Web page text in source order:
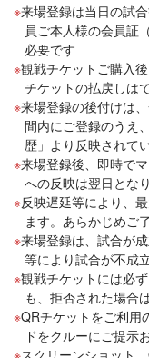
来場登録は当日の試
員ご本人様の会員証
必要です
観戦チケットご購入
チケットの払戻しは
来場登録の後付けは
間内にご登録のうえ
歴」より反映されて
来場登録後、即時で
への反映は翌日とな
反映遅延等により、
ます。あらかじめご
来場登録は、試合が
等により試合が不成
観戦チケットには必
も、拒否された場合
QRチケットをご利用
ドをクルーにご提示
スクリーンショット